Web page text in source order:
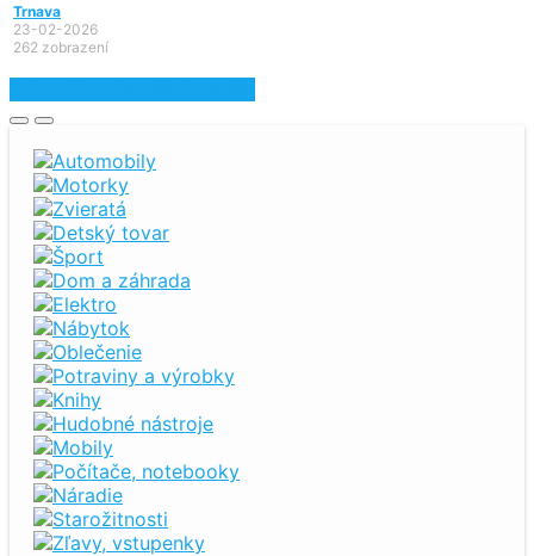
Trnava
23-02-2026
262 zobrazení
Automobily
Motorky
Zvieratá
Detský tovar
Šport
Dom a záhrada
Elektro
Nábytok
Oblečenie
Potraviny a výrobky
Knihy
Hudobné nástroje
Mobily
Počítače, notebooky
Náradie
Starožitnosti
Zľavy, vstupenky